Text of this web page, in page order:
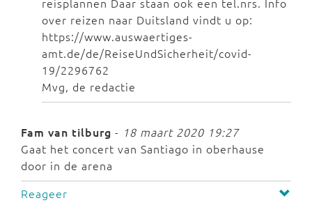
over reizen naar Duitsland vindt u op:
https://www.auswaertiges-
amt.de/de/ReiseUndSicherheit/covid-
19/2296762
Mvg, de redactie
Fam van tilburg - 18 maart 2020 19:27
Gaat het concert van Santiago in oberhause
door in de arena
Reageer